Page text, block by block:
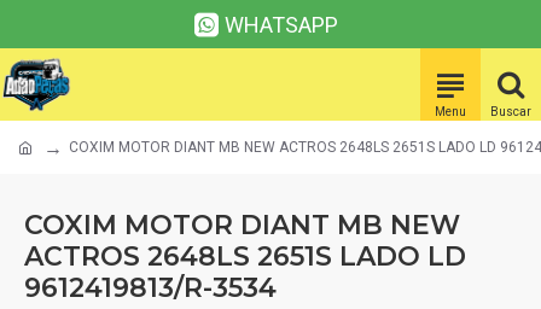
WHATSAPP
COXIM MOTOR DIANT MB NEW ACTROS 2648LS 2651S LADO LD
COXIM MOTOR DIANT MB NEW
ACTROS 2648LS 2651S LADO LD
9612419813/R-3534